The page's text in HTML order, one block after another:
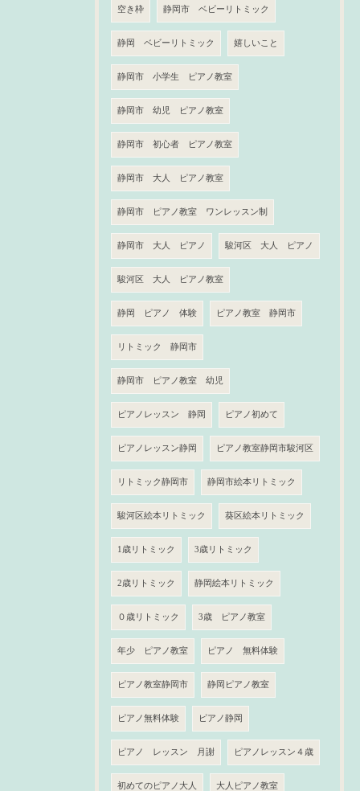
空き枠 静岡市 ベビーリトミック
静岡 ベビーリトミック 嬉しいこと
静岡市 小学生 ピアノ教室
静岡市 幼児 ピアノ教室
静岡市 初心者 ピアノ教室
静岡市 大人 ピアノ教室
静岡市 ピアノ教室 ワンレッスン制
静岡市 大人 ピアノ 駿河区 大人 ピアノ
駿河区 大人 ピアノ教室
静岡 ピアノ 体験 ピアノ教室 静岡市
リトミック 静岡市
静岡市 ピアノ教室 幼児
ピアノレッスン 静岡 ピアノ初めて
ピアノレッスン静岡 ピアノ教室静岡市駿河区
リトミック静岡市 静岡市絵本リトミック
駿河区絵本リトミック 葵区絵本リトミック
1歳リトミック 3歳リトミック
2歳リトミック 静岡絵本リトミック
０歳リトミック 3歳 ピアノ教室
年少 ピアノ教室 ピアノ 無料体験
ピアノ教室静岡市 静岡ピアノ教室
ピアノ無料体験 ピアノ静岡
ピアノ レッスン 月謝 ピアノレッスン４歳
初めてのピアノ大人 大人ピアノ教室